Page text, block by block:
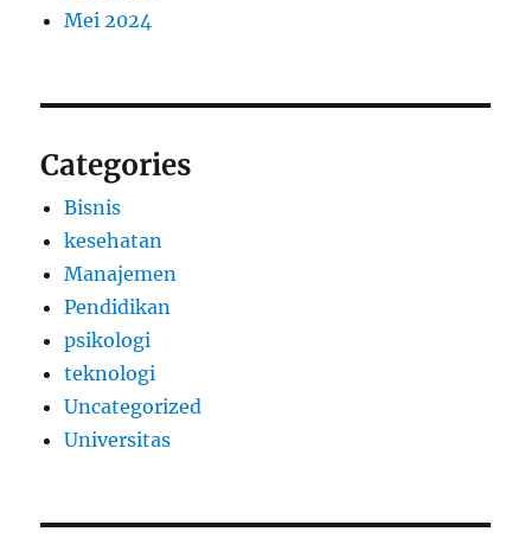
Mei 2024
Categories
Bisnis
kesehatan
Manajemen
Pendidikan
psikologi
teknologi
Uncategorized
Universitas